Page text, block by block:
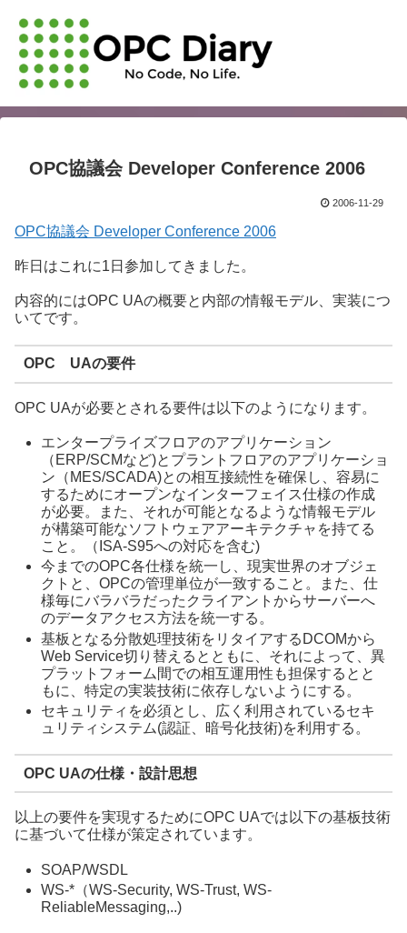
OPC協議会 Developer Conference 2006
2006-11-29
OPC協議会 Developer Conference 2006
昨日はこれに1日参加してきました。
内容的にはOPC UAの概要と内部の情報モデル、実装につ
いてです。
OPC UAの要件
OPC UAが必要とされる要件は以下のようになります。
エンタープライズフロアのアプリケーション
（ERP/SCMなど)とプラントフロアのアプリケーショ
ン（MES/SCADA)との相互接続性を確保し、容易に
するためにオープンなインターフェイス仕様の作成
が必要。また、それが可能となるような情報モデル
が構築可能なソフトウェアアーキテクチャを持てる
こと。（ISA-S95への対応を含む)
今までのOPC各仕様を統一し、現実世界のオブジェ
クトと、OPCの管理単位が一致すること。また、仕
様毎にバラバラだったクライアントからサーバーへ
のデータアクセス方法を統一する。
基板となる分散処理技術をリタイアするDCOMから
Web Service切り替えるとともに、それによって、異
プラットフォーム間での相互運用性も担保するとと
もに、特定の実装技術に依存しないようにする。
セキュリティを必須とし、広く利用されているセキ
ュリティシステム(認証、暗号化技術)を利用する。
OPC UAの仕様・設計思想
以上の要件を実現するためにOPC UAでは以下の基板技術
に基づいて仕様が策定されています。
SOAP/WSDL
WS-*（WS-Security, WS-Trust, WS-
ReliableMessaging,..)